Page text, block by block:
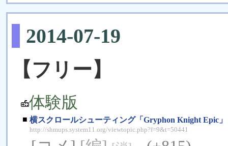
2014-07-19
【フリー】
体験版
■ 横スクロールシューティング「Gryphon Knight Epic」
http://shmups.system11.org/viewtopic.php?f=9&t=50441